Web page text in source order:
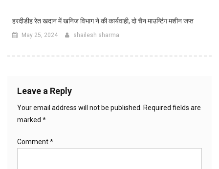
हरदीडीह रेत खदान में खनिज विभाग ने की कार्यवाही, दो चैन माउन्टिंग मशीन जप्त
May 25, 2024 shailesh sharma
Leave a Reply
Your email address will not be published.
Required fields are
marked *
Comment*